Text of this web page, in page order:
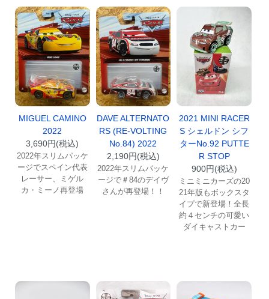
MIGUEL CAMINO
2022
3,690円(税込)
2022年スリムパッケ
ージでスペイン代表
レーサー、ミゲル
カ・ミーノ再登場
DAVE ALTERNATO
RS (RE-VOLTING
No.84) 2022
2,190円(税込)
2022年スリムパッケ
ージで＃84のデイヴ
さんが再登場！！
2021 MINI RACER
S シェルドン シフ
ターNo.92 PUTTE
R STOP
900円(税込)
ミニミニカーズの20
21年版もボックスタ
イプで新登場！全長
約４センチの可愛い
ダイキャストカー